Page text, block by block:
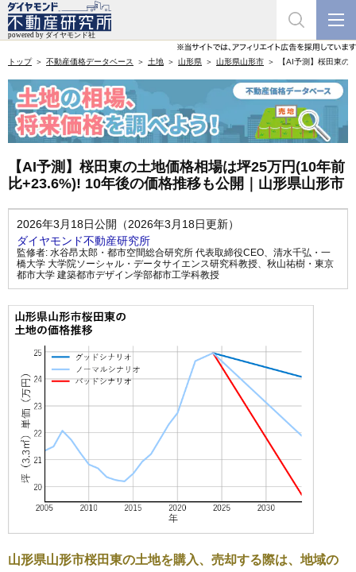
トップ 不動産価格データベース 土地 山形県 山形県山形市 【AI予測】桜田東
【AI予測】桜田東の土地価格相場は坪25万円(10年前
比+23.6%)! 10年後の価格推移も公開｜山形県山形市
2026年3月18日公開（2026年3月18日更新）
ダイヤモンド不動産研究所
監修者: 水谷昂太郎・都市空間総合研究所 代表取締役CEO、 清水千弘・一
橋大学 大学院ソーシャル・データサイエンス研究科教授、 秋山祐樹・東京
都市大学 建築都市デザイン学部都市工学科教授
山形県山形市桜田東の土地を購入、売却する際は、地域の